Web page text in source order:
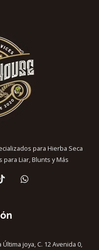
para Hierba Seca
Liar, Blunts y Más
joya, C. 12 Avenida 0,